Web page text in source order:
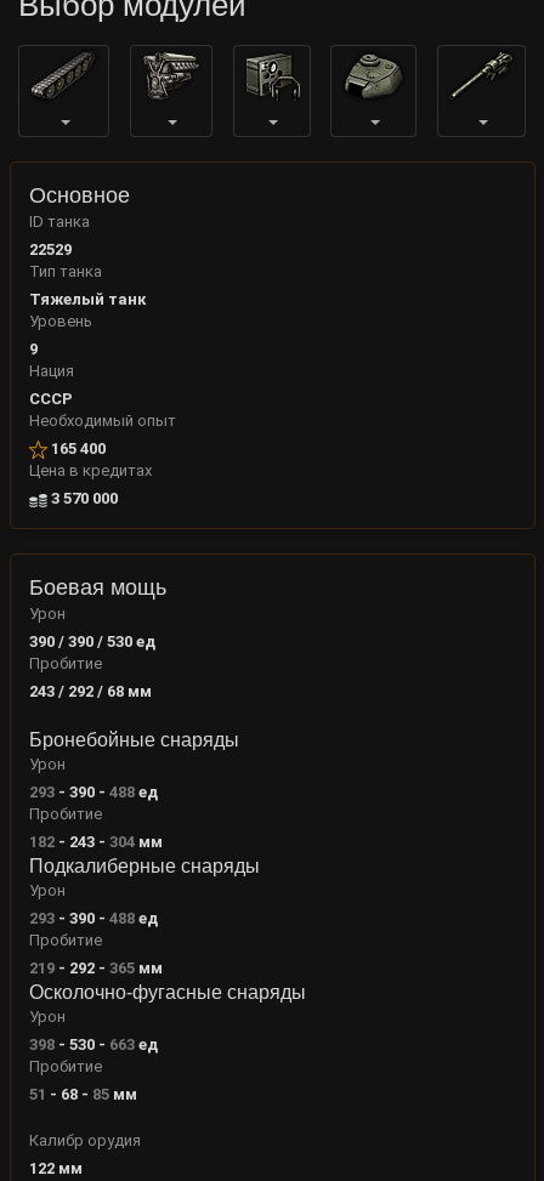
Основное
ID танка
22529
Тип танка
Тяжелый танк
Уровень
9
Нация
СССР
Необходимый опыт
165 400
Цена в кредитах
3 570 000
Боевая мощь
Урон
390 / 390 / 530 ед
Пробитие
243 / 292 / 68 мм
Бронебойные снаряды
Урон
293- 390- 488ед
Пробитие
182- 243- 304 мм
Подкалиберные снаряды
Урон
293- 390- 488ед
Пробитие
219- 292- 365 мм
Осколочно-фугасные снаряды
Урон
398- 530- 663ед
Пробитие
51 - 68- 85 мм
Калибр орудия
122мм